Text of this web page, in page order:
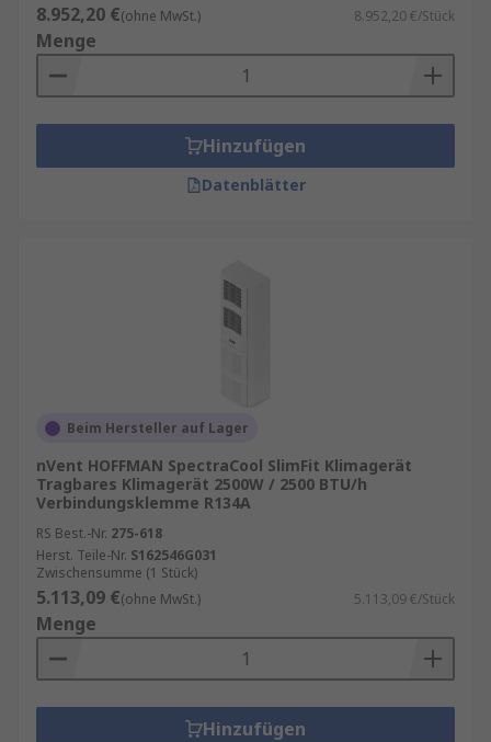
8.952,20 €(ohne MwSt.) 8.952,20 €/Stück
Menge
Hinzufügen
Datenblätter
Beim Hersteller auf Lager
nVent HOFFMAN SpectraCool SlimFit Klimagerät
Tragbares Klimagerät 2500W / 2500 BTU/h
Verbindungsklemme R134A
RS Best.-Nr. 275-618
Herst. Teile-Nr. S162546G031
Zwischensumme (1 Stück)
5.113,09 €(ohne MwSt.) 5.113,09 €/Stück
Menge
Hinzufügen